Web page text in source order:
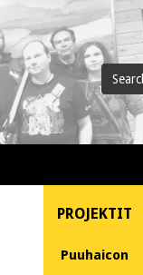
Search
for
PROJEKTIT
Puuhaicon